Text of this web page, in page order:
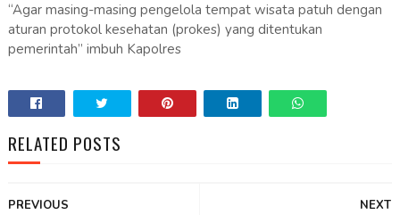
“Agar masing-masing pengelola tempat wisata patuh dengan
aturan protokol kesehatan (prokes) yang ditentukan
pemerintah” imbuh Kapolres
RELATED POSTS
NEXT
PREVIOUS